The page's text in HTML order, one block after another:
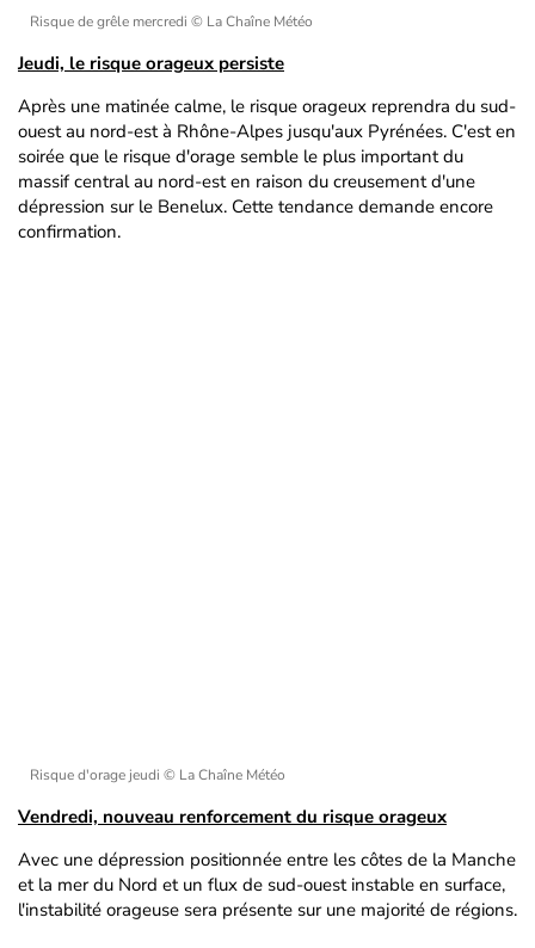
Risque de grêle mercredi © La Chaîne Météo
Jeudi, le risque orageux persiste
Après une matinée calme, le risque orageux reprendra du sud-
ouest au nord-est à Rhône-Alpes jusqu'aux Pyrénées. C'est en
soirée que le risque d'orage semble le plus important du
massif central au nord-est en raison du creusement d'une
dépression sur le Benelux. Cette tendance demande encore
confirmation.
Risque d'orage jeudi © La Chaîne Météo
Vendredi, nouveau renforcement du risque orageux
Avec une dépression positionnée entre les côtes de la Manche
et la mer du Nord et un flux de sud-ouest instable en surface,
l'instabilité orageuse sera présente sur une majorité de régions.